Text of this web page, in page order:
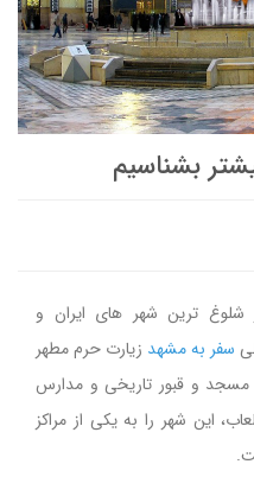
بشناسیم
ترین شهر های ایران و
سفر به مشهد زیارت حرم مطهر
و قبور تاریخی و مدارس
این شهر را به یکی از مراکز